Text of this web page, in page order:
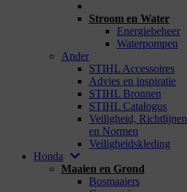
Stroom en Water
Energiebeheer
Waterpompen
Ander
STIHL Accessoires
Advies en inspiratie
STIHL Bronnen
STIHL Catalogus
Veiligheid, Richtlijnen
en Normen
Veiligheidskleding
Honda
Maaien en Grond
Bosmaaiers